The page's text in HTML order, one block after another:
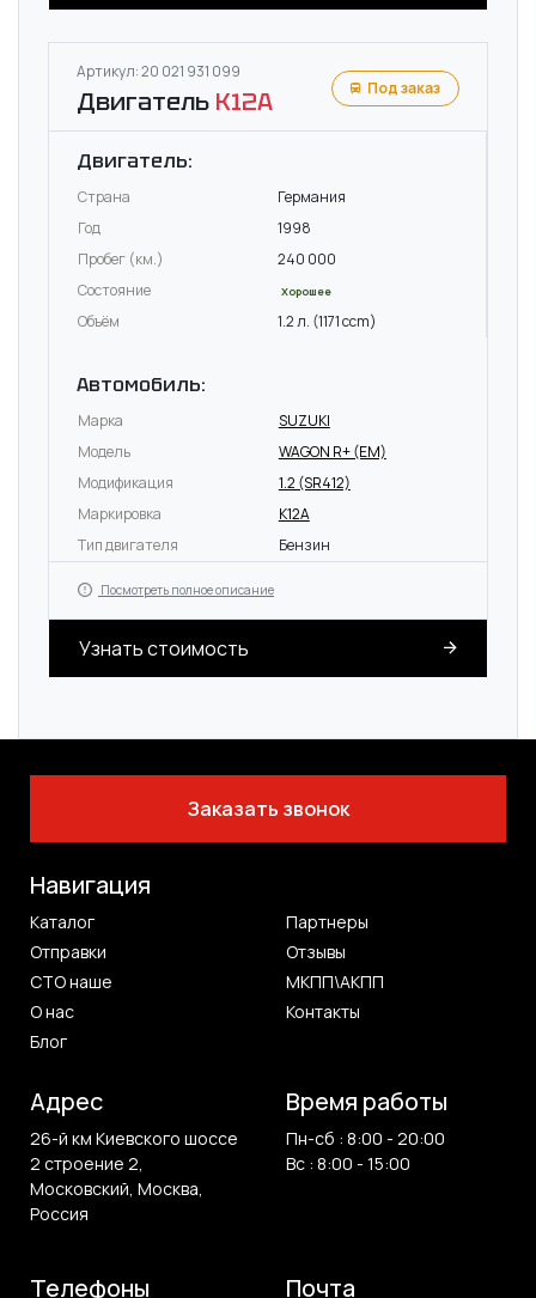
Артикул: 20 021 931 099
Двигатель K12A Под заказ
Двигатель:
Страна
Германия
Год
1998
Пробег (км.)
240 000
Состояние
Хорошее
Объём 1.2 л. (1171 ccm)
Автомобиль:
Марка
SUZUKI
Модель
WAGON R+ (EM)
Модификация
1.2 (SR412)
Маркировка
K12A
Тип двигателя
Бензин
Посмотреть полное описание
Узнать стоимость
Заказать звонок
Навигация
Каталог
Партнеры
Отправки
Отзывы
СТО наше
МКПП\АКПП
О нас
Контакты
Блог
Адрес
26-й км Киевского шоссе
2 строение 2,
Московский, Москва,
Россия
Время работы
Пн-сб : 8:00 - 20:00
Вс : 8:00 - 15:00
Телефоны Почта